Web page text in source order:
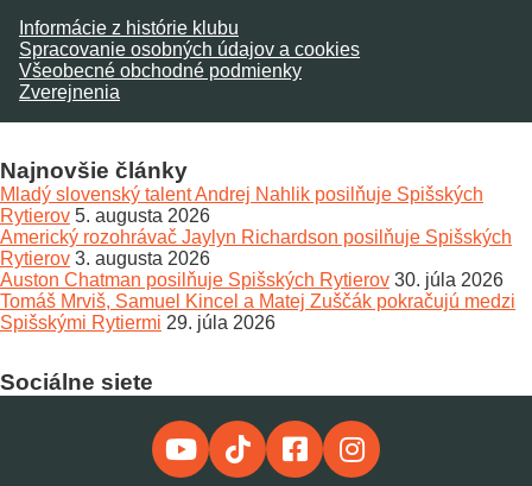
Informácie z histórie klubu
Spracovanie osobných údajov a cookies
Všeobecné obchodné podmienky
Zverejnenia
Najnovšie články
Mladý slovenský talent Andrej Nahlik posilňuje Spišských
Rytierov 5. augusta 2026
Americký rozohrávač Jaylyn Richardson posilňuje Spišských
Rytierov 3. augusta 2026
Auston Chatman posilňuje Spišských Rytierov 30. júla 2026
Tomáš Mrviš, Samuel Kincel a Matej Zuščák pokračujú medzi
Spišskými Rytiermi 29. júla 2026
Sociálne siete